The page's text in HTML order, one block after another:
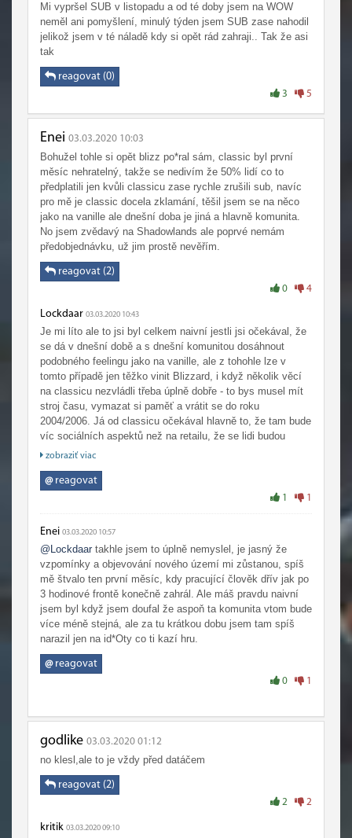
Mi vypršel SUB v listopadu a od té doby jsem na WOW
neměl ani pomyšlení, minulý týden jsem SUB zase nahodil
jelikož jsem v té náladě kdy si opět rád zahraji.. Tak že asi
tak
reagovat (0)
3 5
Enei 03.03.2020 10:03
Bohužel tohle si opět blizz po*ral sám, classic byl první
měsíc nehratelný, takže se nedivím že 50% lidí co to
předplatili jen kvůli classicu zase rychle zrušili sub, navíc
pro mě je classic docela zklamání, těšil jsem se na něco
jako na vanille ale dnešní doba je jiná a hlavně komunita.
No jsem zvědavý na Shadowlands ale poprvé nemám
předobjednávku, už jim prostě nevěřím.
reagovat (2)
0 4
Lockdaar 03.03.2020 10:43
Je mi líto ale to jsi byl celkem naivní jestli jsi očekával, že
se dá v dnešní době a s dnešní komunitou dosáhnout
podobného feelingu jako na vanille, ale z tohohle lze v
tomto případě jen těžko vinit Blizzard, i když několik věcí
na classicu nezvládli třeba úplně dobře - to bys musel mít
stroj času, vymazat si paměť a vrátit se do roku
2004/2006. Já od classicu očekával hlavně to, že tam bude
víc sociálních aspektů než na retailu, že se lidi budou
muset mezi sebou zase víc bavit než jen kliknout na
joinout do grupy, jelikož ta hra je k tomu takto uzpůsobená,
což se mi v podstatě i dostalo, nic moc jinýho jsem od toho
raidy, který jsem na vanille nebyl), když jsem většinu věcí,
zobraziť viac
@reagovat
1 1
Enei 03.03.2020 10:57
@Lockdaar takhle jsem to úplně nemyslel, je jasný že
vzpomínky a objevování nového území mi zůstanou, spíš
mě štvalo ten první měsíc, kdy pracující člověk dřív jak po
3 hodinové frontě konečně zahrál. Ale máš pravdu naivní
jsem byl když jsem doufal že aspoň ta komunita vtom bude
více méně stejná, ale za tu krátkou dobu jsem tam spíš
narazil jen na id*Oty co ti kazí hru.
@reagovat
0 1
godlike 03.03.2020 01:12
no klesl,ale to je vždy před datáčem
reagovat (2)
2 2
kritik 03.03.2020 09:10